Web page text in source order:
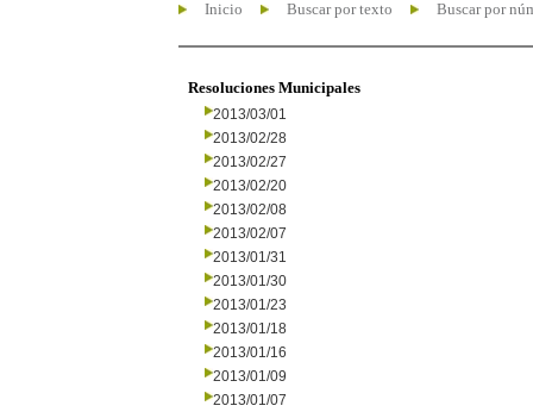
Inicio Buscar por texto Buscar por
Resoluciones Municipales
2013/03/01
2013/02/28
2013/02/27
2013/02/20
2013/02/08
2013/02/07
2013/01/31
2013/01/30
2013/01/23
2013/01/18
2013/01/16
2013/01/09
2013/01/07